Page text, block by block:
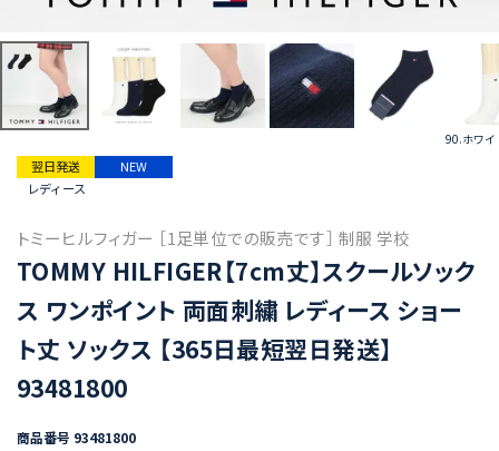
90.ホワイ
翌日発送
NEW
レディース
トミーヒルフィガー ［1足単位での販売です］ 制服 学校
TOMMY HILFIGER【7cm丈】スクールソック
ス ワンポイント 両面刺繍 レディース ショー
ト丈 ソックス 【365日最短翌日発送】
93481800
商品番号 93481800